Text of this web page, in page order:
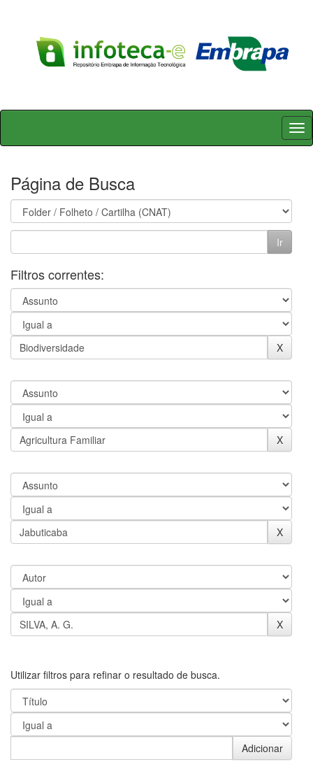
Skip
Página de Busca
Filtros correntes:
Utilizar filtros para refinar o resultado de busca.